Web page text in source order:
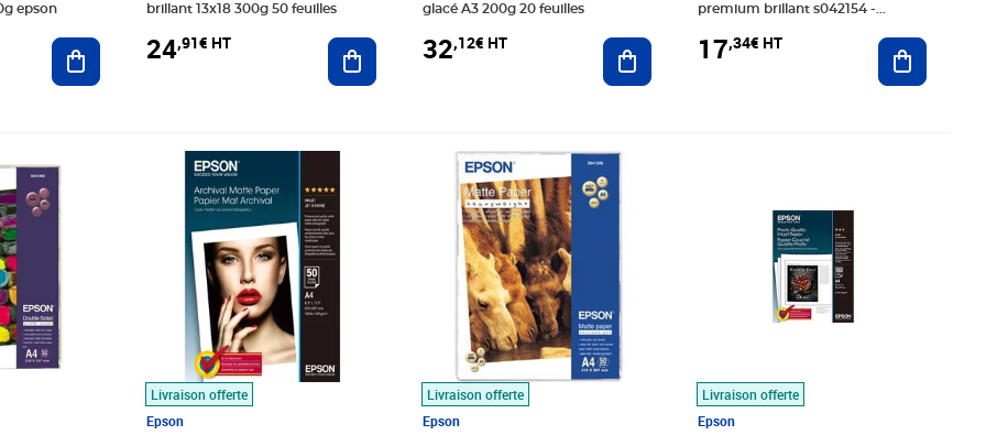
epson
Ajouter au panier
brillant 13x18 300g 50 feuilles
24,91€ HT Ajouter au panier
glacé A3 200g 20 feuilles
32,12€ HT Ajouter au panier
premium brillant s042154 -
17,34€ HT Ajouter
Livraison offerte
Epson
Prix 26,24€ HT
Livraison offerte
Epson
Prix 22,01€ HT
Livraison offerte
Epson